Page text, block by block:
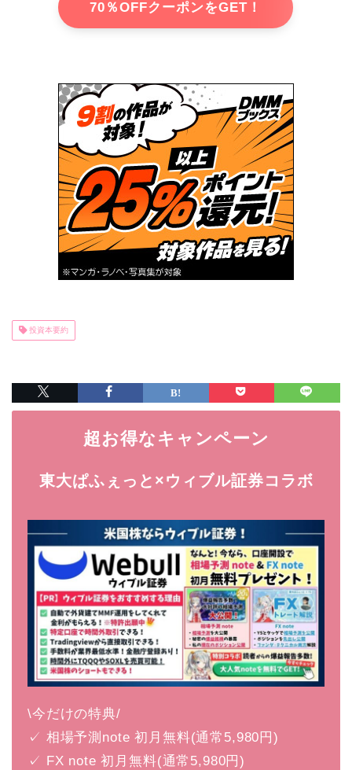
70％OFFクーポンをGET！
投資本要約
超お得なキャンペーン
東大ぱふぇっと×ウィブル証券コラボ
\今だけの特典/
✓ 相場予測note 初月無料(通常5,980円)
✓ FX note 初月無料(通常5,980円)